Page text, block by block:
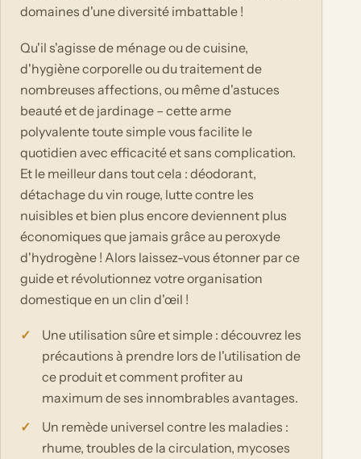
domaines d'une diversité imbattable !
Qu'il s'agisse de ménage ou de cuisine,
d'hygiène corporelle ou du traitement de
nombreuses affections, ou même d'astuces
beauté et de jardinage – cette arme
polyvalente toute simple vous facilite le
quotidien avec efficacité et sans complication.
Et le meilleur dans tout cela : déodorant,
détachage du vin rouge, lutte contre les
nuisibles et bien plus encore deviennent plus
économiques que jamais grâce au peroxyde
d'hydrogène ! Alors laissez-vous étonner par ce
guide et révolutionnez votre organisation
domestique en un clin d'œil !
Une utilisation sûre et simple : découvrez les
précautions à prendre lors de l'utilisation de
ce produit et comment profiter au
maximum de ses innombrables avantages.
Un remède universel contre les maladies :
rhume, troubles de la circulation, mycoses